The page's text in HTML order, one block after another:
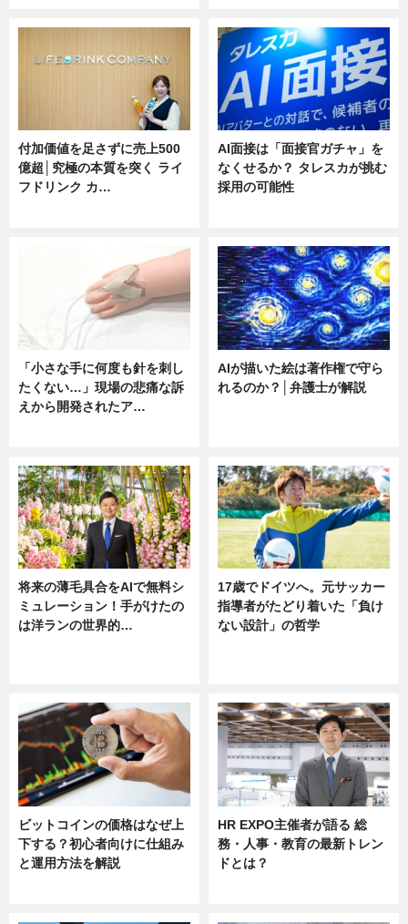
付加価値を足さずに売上500
億超│究極の本質を突く ライ
フドリンク カ…
AI面接は「面接官ガチャ」を
なくせるか？ タレスカが挑む
採用の可能性
「小さな手に何度も針を刺し
たくない…」現場の悲痛な訴
えから開発されたア…
AIが描いた絵は著作権で守ら
れるのか？│弁護士が解説
将来の薄毛具合をAIで無料シ
ミュレーション！手がけたの
は洋ランの世界的…
17歳でドイツへ。元サッカー
指導者がたどり着いた「負け
ない設計」の哲学
ビットコインの価格はなぜ上
下する？初心者向けに仕組み
と運用方法を解説
HR EXPO主催者が語る 総
務・人事・教育の最新トレン
ドとは？